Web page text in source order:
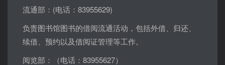
流通部： (电话： 83955629)
负责图书馆图书的借阅流通活动，包括外借、归还、
续借、预约以及借阅证管理等工作。
阅览部：（电话： 83955627）